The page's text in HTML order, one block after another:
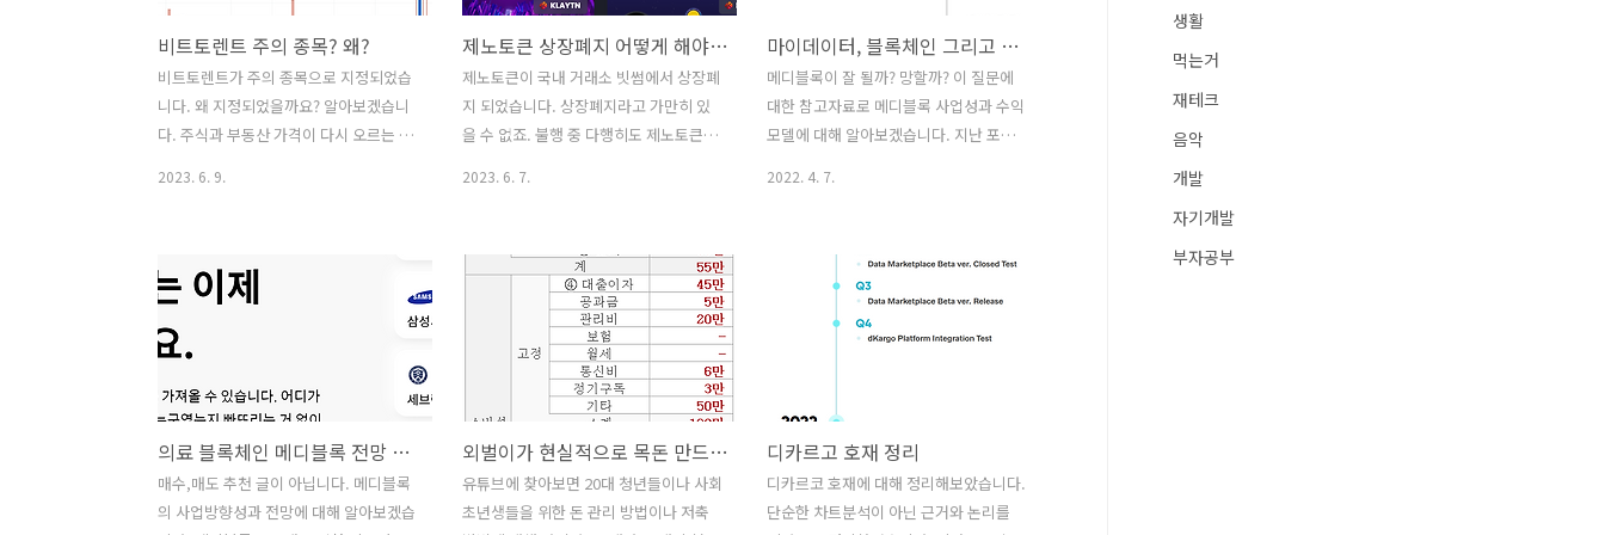
비트토렌트 주의 종목? 왜?
비트토렌트가 주의 종목으로 지정되었습
니다. 왜 지정되었을까요? 알아보겠습니
다. 주식과 부동산 가격이 다시 오르는 한
주의 종목으로 지정된 지 며칠이 지났습
니다. 업비트 프로젝트 공시나 공지사항
에도 왜 주의 종목이 지정되었는지 찾아
보기가 어렵습니다. 비트토렌트 주의 종
목 이유 모바일이나 PC로 업비트를 접속
하여 비트토렌트 종목을 보면 비트토렌트
이름 옆에 "주" 라고 주의 종목으로 표시
된 걸 보실 수 있습니다. 그리고 자세히 보
시면 광고판 지나가듯이 멘트가 하나 보
2023. 6. 9.
제노토큰 상장폐지 어떻게 해야할까?
제노토큰이 국내 거래소 빗썸에서 상장폐
지 되었습니다. 상장폐지라고 가만히 있
을 수 없죠. 불행 중 다행히도 제노토큰은
가 가능합니다. 해외 거래소는 후오비라
는 거래소입니다. 제노토큰을 갖고 있지
만, 아직 빗썸에서 후오비로 코인 이동을
못하신 분이라면 안타깝게도 이 글을 작
성하고 있는 시점에는 더 이상 방법이 없
습니다. 빗썸에서 6월 5일자로 제노토큰
출금 지원까지 종료했기 때문입니다. 투
자자로서 마음이 아프네요. 이미 해외 거
래소로 제노토큰을 옮겼다면 다른 고민이
생길겁니다. 저 또한 같은 고민이 되어 공
2023. 6. 7.
마이데이터, 블록체인 그리고 메디블록 수익 모델
메디블록이 잘 될까? 망할까? 이 질문에
대한 참고자료로 메디블록 사업성과 수익
모델에 대해 알아보겠습니다. 지난 포스
있는 내용 정리하여 설명드리겠습니다.
다른 글과 다르게, 단순 차트분석과 몇가
지 뉴스로 보는 것이 아닌 비즈니스 관점
에서 정리한 글입니다. 메디블록에 대해
료 블록체인 메디블록 전망 비전 의료 블
록체인 메디블록 전망 비전 매수,매도 추
천 글이 아닙니다. 메디블록의 사업방향
성과 전망에 대해 알아보겠습니다. 메디
2022. 4. 7.
의료 블록체인 메디블록 전망 비전
매수,매도 추천 글이 아닙니다. 메디블록
의 사업방향성과 전망에 대해 알아보겠습
외벌이가 현실적으로 목돈 만드는 법(돈 관리 저축 방법)
유튜브에 찾아보면 20대 청년들이나 사회
초년생들을 위한 돈 관리 방법이나 저축
디카르고 호재 정리
디카르코 호재에 대해 정리해보았습니다.
단순한 차트분석이 아닌 근거와 논리를
생활
먹는거
재테크
음악
개발
자기개발
부자공부